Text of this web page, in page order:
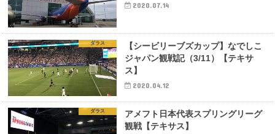
2020.07.14
ダラス
【シービリーブズカップ】なでしこ
ジャパン観戦記（3/11）【テキサ
ス】
2020.04.12
ダラス
アメフト日本代表スプリングリーグ
観戦【テキサス】